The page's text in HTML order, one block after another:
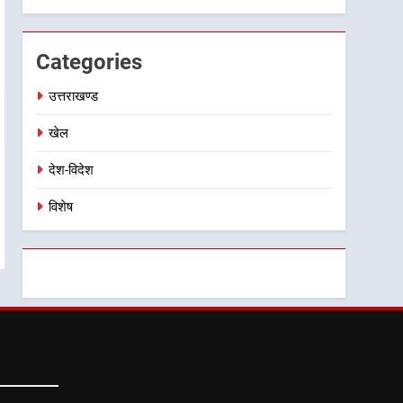
विस्तार पर हुई चर्चा
Categories
उत्तराखण्ड
खेल
देश-विदेश
विशेष